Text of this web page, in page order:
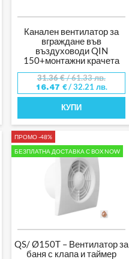
Канален вентилатор за
вграждане във
въздуховоди QIN
150+монтажни крачета
31.36€/ 61.33 лв.
16.47 €/ 32.21 лв.
КУПИ
ПРОМО -48%
БЕЗПЛАТНА ДОСТАВКА С BOX NOW
QS/ Ø150T – Вентилатор за
баня с клапа и таймер